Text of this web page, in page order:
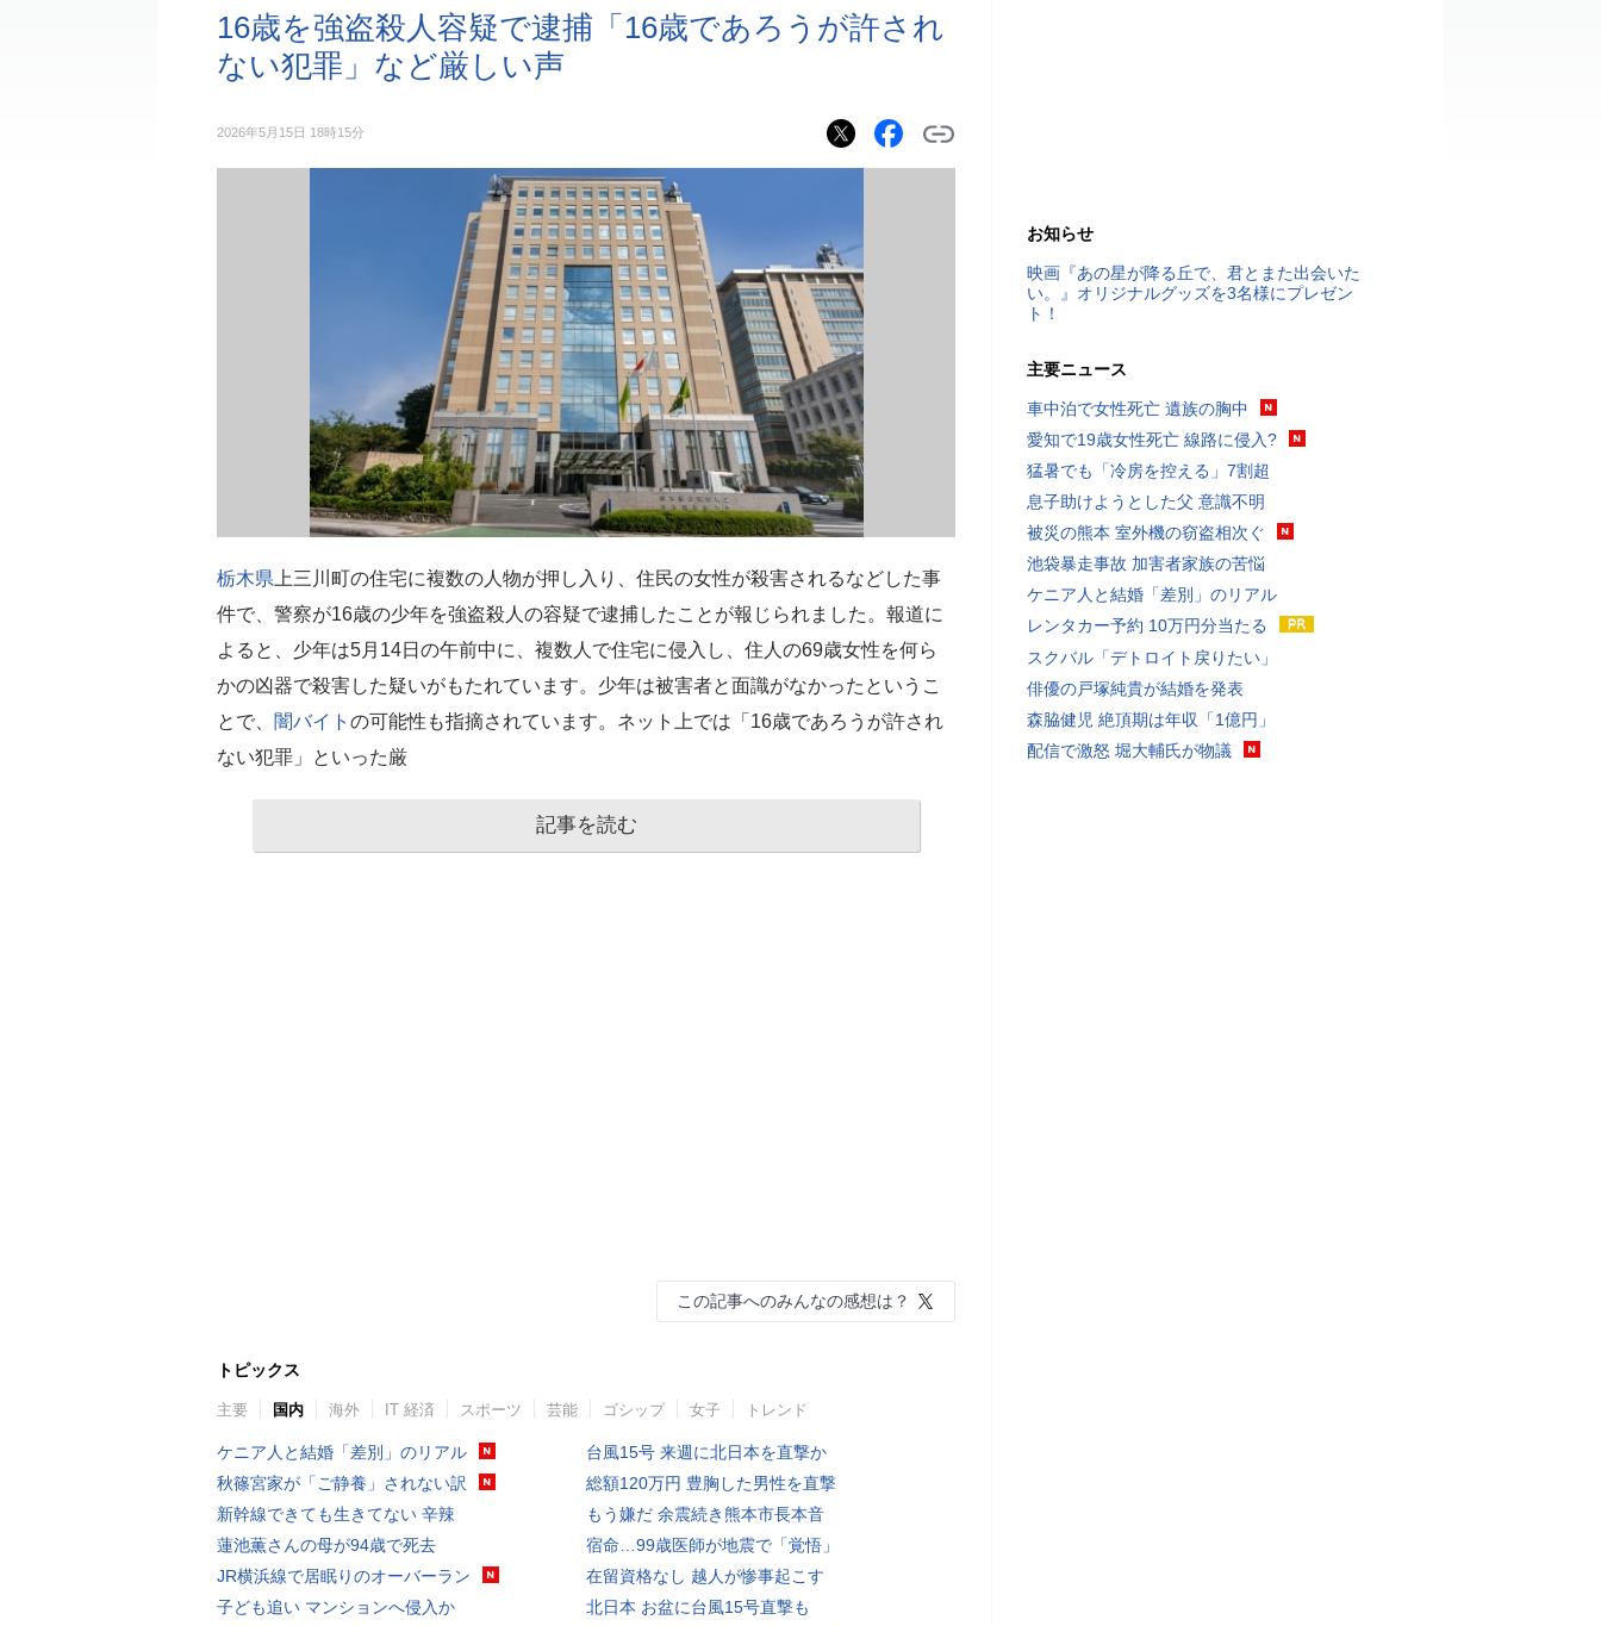
16歳を強盗殺人容疑で逮捕「16歳であろうが許され
ない犯罪」など厳しい声
2026年5月15日 18時15分
栃木県 上三川町の住宅に複数の人物が押し入り、住民の女性が殺害されるなどした事
件で、警察が16歳の少年を強盗殺人の容疑で逮捕したことが報じられました。報道に
よると、少年は5月14日の午前中に、複数人で住宅に侵入し、住人の69歳女性を何ら
かの凶器で殺害した疑いがもたれています。少年は被害者と面識がなかったというこ
とで、 闇バイト の可能性も指摘されています。ネット上では「16歳であろうが許され
ない犯罪」といった厳
記事を読む
この記事へのみんなの感想は？
トピックス
主要 国内 海外 IT 経済 スポーツ 芸能 ゴシップ 女子 トレンド
ケニア人と結婚「差別」のリアル
秋篠宮家が「ご静養」されない訳
新幹線できても生きてない 辛辣
蓮池薫さんの母が94歳で死去
JR横浜線で居眠りのオーバーラン
子ども追い マンションへ侵入か
台風15号 来週に北日本を直撃か
総額120万円 豊胸した男性を直撃
もう嫌だ 余震続き熊本市長本音
宿命…99歳医師が地震で「覚悟」
在留資格なし 越人が惨事起こす
北日本 お盆に台風15号直撃も
お知らせ
映画『あの星が降る丘で、君とまた出会いた
い。』オリジナルグッズを3名様にプレゼン
ト！
主要ニュース
車中泊で女性死亡 遺族の胸中
愛知で19歳女性死亡 線路に侵入?
猛暑でも「冷房を控える」7割超
息子助けようとした父 意識不明
被災の熊本 室外機の窃盗相次ぐ
池袋暴走事故 加害者家族の苦悩
ケニア人と結婚「差別」のリアル
レンタカー予約 10万円分当たる
スクバル「デトロイト戻りたい」
俳優の戸塚純貴が結婚を発表
森脇健児 絶頂期は年収「1億円」
配信で激怒 堀大輔氏が物議